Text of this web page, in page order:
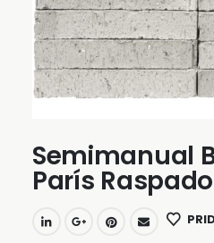
Semimanual
París Raspado